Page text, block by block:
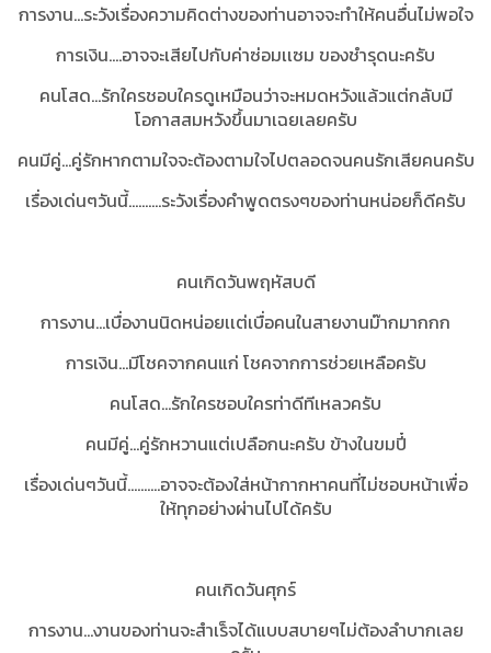
การงาน...ระวังเรื่องความคิดต่างของท่านอาจจะทำให้คนอื่นไม่พอใจ
การเงิน....อาจจะเสียไปกับค่าซ่อมเเซม ของชำรุดนะครับ
คนโสด...รักใครชอบใครดูเหมือนว่าจะหมดหวังแล้วแต่กลับมี
โอกาสสมหวังขึ้นมาเฉยเลยครับ
คนมีคู่...คู่รักหากตามใจจะต้องตามใจไปตลอดจนคนรักเสียคนครับ
เรื่องเด่นๆวันนี้..........ระวังเรื่องคำพูดตรงๆของท่านหน่อยก็ดีครับ
คนเกิดวันพฤหัสบดี
การงาน...เบื่องานนิดหน่อยเเต่เบื่อคนในสายงานม๊ากมากกก
การเงิน...มีโชคจากคนแก่ โชคจากการช่วยเหลือครับ
คนโสด...รักใครชอบใครท่าดีทีเหลวครับ
คนมีคู่...คู่รักหวานแต่เปลือกนะครับ ข้างในขมปี๋
เรื่องเด่นๆวันนี้..........อาจจะต้องใส่หน้ากากหาคนที่ไม่ชอบหน้าเพื่อ
ให้ทุกอย่างผ่านไปได้ครับ
คนเกิดวันศุกร์
การงาน...งานของท่านจะสำเร็จได้แบบสบายๆไม่ต้องลำบากเลย